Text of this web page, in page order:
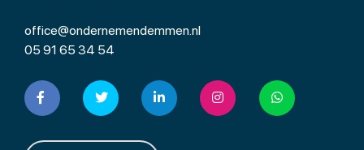
office@ondernemendemmen.nl
05 91 65 34 54